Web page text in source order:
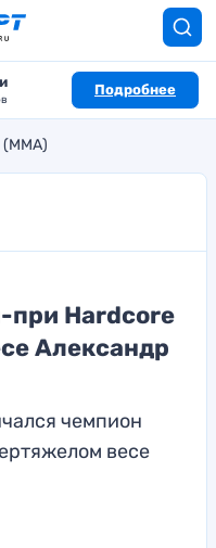
Подробнее
при Hardcore
Александр
чемпион
весе